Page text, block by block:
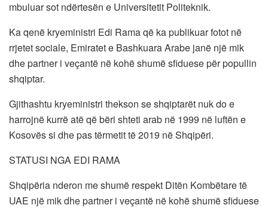
mbuluar sot ndërtesën e Universitetit Politeknik.
Ka qenë kryeministri Edi Rama që ka publikuar fotot në
rrjetet sociale, Emiratet e Bashkuara Arabe janë një mik
dhe partner i veçantë në kohë shumë sfiduese për popullin
shqiptar.
Gjithashtu kryeministri thekson se shqiptarët nuk do e
harrojnë kurrë atë që bëri shteti arab në 1999 në luftën e
Kosovës si dhe pas tërmetit të 2019 në Shqipëri.
STATUSI NGA EDI RAMA
Shqipëria nderon me shumë respekt Ditën Kombëtare të
UAE një mik dhe partner i veçantë në kohë shumë sfiduese